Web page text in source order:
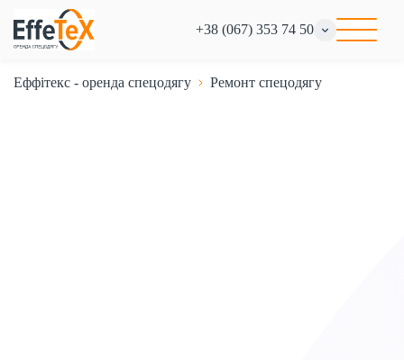
+38 (067) 353 74 50
Еффітекс - оренда спецодягу Ремонт спецодягу